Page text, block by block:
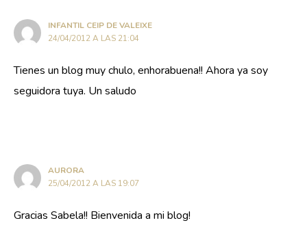
INFANTIL CEIP DE VALEIXE
24/04/2012 A LAS 21:04
Tienes un blog muy chulo, enhorabuena!! Ahora ya soy
seguidora tuya. Un saludo
AURORA
25/04/2012 A LAS 19:07
Gracias Sabela!! Bienvenida a mi blog!